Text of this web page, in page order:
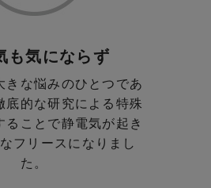
も気にならず
きな悩みのひとつであ
底的な研究による特殊
ることで静電気が起き
フリースになりまし
た。